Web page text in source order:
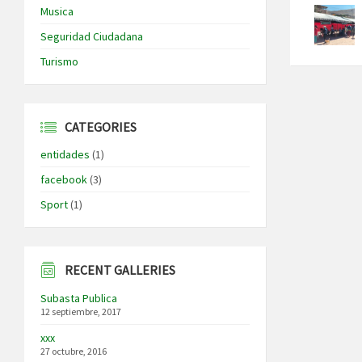
Musica
Seguridad Ciudadana
Turismo
CATEGORIES
entidades (1)
facebook(3)
Sport(1)
RECENT GALLERIES
Subasta Publica
12 septiembre, 2017
xxx
27 octubre, 2016